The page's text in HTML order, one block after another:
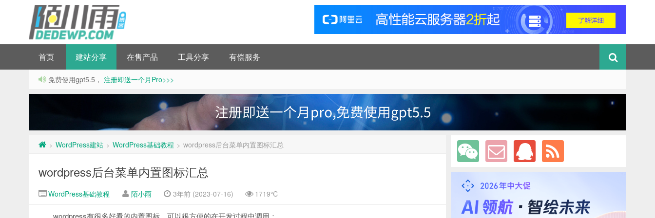
首页 建站分享 在售产品 工具分享 有偿服务
免费使用gpt5.5， 注册即送一个月Pro>>>
> WordPress建站 > WordPress基础教程 > wordpress后台菜单内置图标汇总
wordpress后台菜单内置图标汇总
WordPress基础教程 陌小雨 3年前 (2023-07-16) 1719℃
wordpress有很多好看的内置图标，可以很方便的在开发过程中调用：